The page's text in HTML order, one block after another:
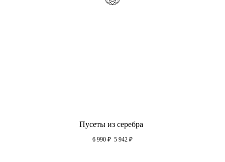
Пусеты из серебра
6 990 ₽ 5 942 ₽